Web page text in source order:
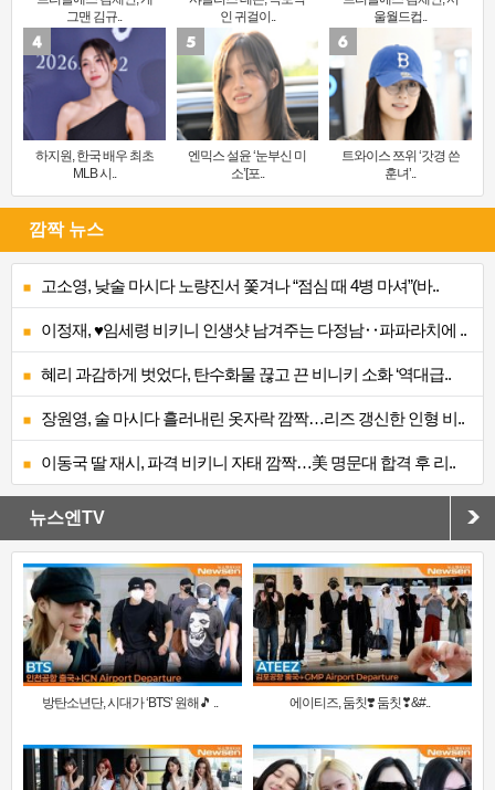
그맨 김규..
인 귀걸이..
울월드컵..
하지원, 한국 배우 최초
MLB 시..
엔믹스 설윤 ‘눈부신 미
소’[포..
트와이스 쯔위 ‘갓경 쓴
훈녀’..
깜짝 뉴스
고소영, 낮술 마시다 노량진서 쫓겨나 “점심 때 4병 마셔”(바..
이정재, ♥임세령 비키니 인생샷 남겨주는 다정남‥파파라치에 ..
혜리 과감하게 벗었다, 탄수화물 끊고 끈 비니키 소화 ‘역대급..
장원영, 술 마시다 흘러내린 옷자락 깜짝…리즈 갱신한 인형 비..
이동국 딸 재시, 파격 비키니 자태 깜짝…美 명문대 합격 후 리..
뉴스엔TV
방탄소년단, 시대가 ‘BTS’ 원해🎵 .. 에이티즈, 둠칫❣️ 둠칫❣&#..